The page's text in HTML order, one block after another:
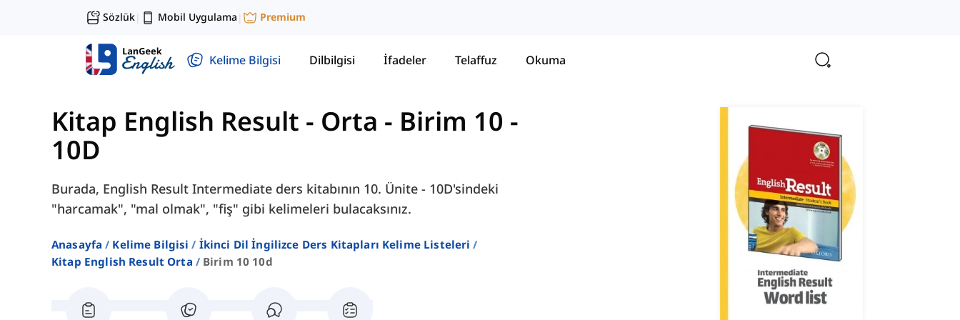
Sözlük| Mobil Uygulama | Premium
Kelime Bilgisi Dilbilgisi İfadeler Telaffuz Okuma
Kitap English Result - Orta - Birim 10 -
10D
Burada, English Result Intermediate ders kitabının 10. Ünite - 10D'sindeki
"harcamak", "mal olmak", "fiş" gibi kelimeleri bulacaksınız.
Anasayfa Kelime Bilgisi
İkinci Dil İngilizce Ders Kitapları Kelime Listeleri
Kitap English Result Orta
Birim 10 10d